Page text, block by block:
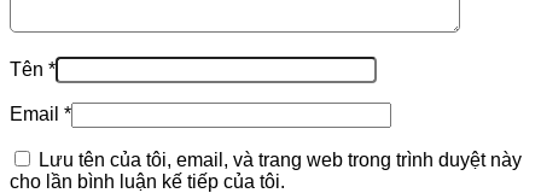
Tên *
Email *
Lưu tên của tôi, email, và trang web trong trình duyệt này
cho lần bình luận kế tiếp của tôi.